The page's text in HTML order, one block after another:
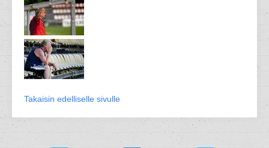
Takaisin edelliselle sivulle